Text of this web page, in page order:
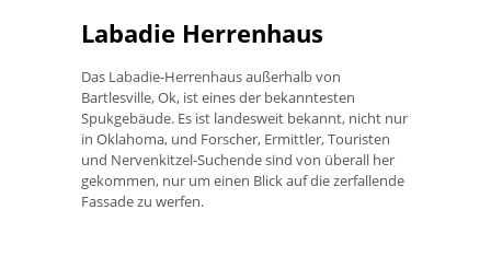
Labadie Herrenhaus
Das Labadie-Herrenhaus außerhalb von
Bartlesville, Ok, ist eines der bekanntesten
Spukgebäude. Es ist landesweit bekannt, nicht nur
in Oklahoma, und Forscher, Ermittler, Touristen
und Nervenkitzel-Suchende sind von überall her
gekommen, nur um einen Blick auf die zerfallende
Fassade zu werfen.